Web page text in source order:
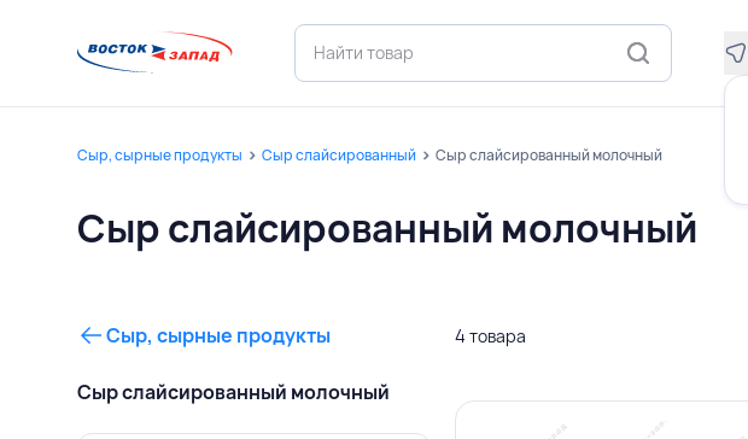
Сыр, сырные продукты Сыр слайсированный Сыр слайсированный молочный
Сыр слайсированный молочный
Сыр, сырные продукты
Сыр слайсированный молочный
4 товара